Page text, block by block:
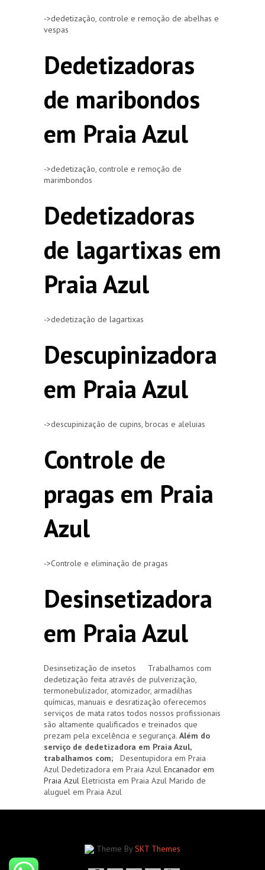
->dedetização, controle e remoção de abelhas e
vespas
Dedetizadoras
de maribondos
em Praia Azul
->dedetização, controle e remoção de
marimbondos
Dedetizadoras
de lagartixas em
Praia Azul
->dedetização de lagartixas
Descupinizadora
em Praia Azul
->descupinização de cupins, brocas e aleluias
Controle de
pragas em Praia
Azul
->Controle e eliminação de pragas
Desinsetizadora
em Praia Azul
Desinsetização de insetos Trabalhamos com
dedetização feita através de pulverização,
termonebulizador, atomizador, armadilhas
químicas, manuais e desratização oferecemos
serviços de mata ratos todos nossos profissionais
são altamente qualificados e treinados que
prezam pela excelência e segurança. Além do
serviço de dedetizadora em Praia Azul,
trabalhamos com; Desentupidora em Praia
Azul Dedetizadora em Praia Azul Encanador em
Praia Azul Eletricista em Praia Azul Marido de
aluguel em Praia Azul
Theme By SKT Themes